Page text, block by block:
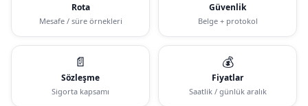
Rota
Mesafe / süre örnekleri
Güvenlik
Belge + protokol
📄
Sözleşme
Sigorta kapsamı
💰
Fiyatlar
Saatlik / günlük aralık